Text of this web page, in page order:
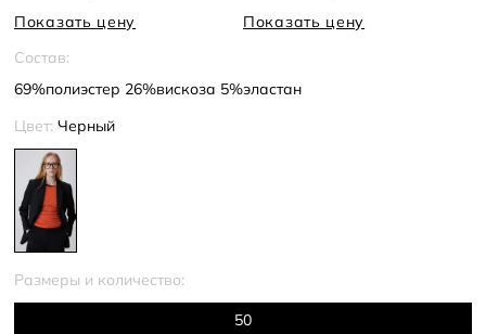
Показать цену
Показать цену
Состав:
69%полиэстер 26%вискоза 5%эластан
Цвет: Черный
Размеры и количество:
50